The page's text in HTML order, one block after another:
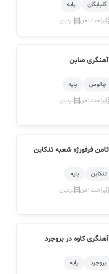
گلپایگان
پایه
پراخت امن
نردبان
آهنگری صابن
چالوس
پایه
پراخت امن
نردبان
ثامن فرفورژه شعبه تنکابن
تنكابن
پایه
پراخت امن
نردبان
آهنگری کاوه در بروجرد
بروجرد
پایه